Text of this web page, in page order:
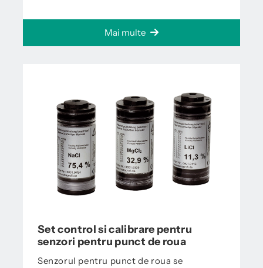
Mai multe
Set control si calibrare pentru
senzori pentru punct de roua
Senzorul pentru punct de roua se